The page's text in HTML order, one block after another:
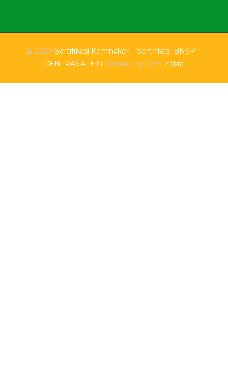
© 2026Sertifikasi Kemnaker – Sertifikasi BNSP –
CENTRASAFETY. Didukung Oleh Zakra